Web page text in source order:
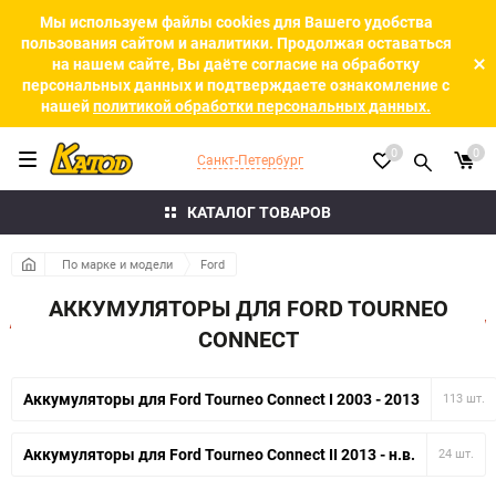
Мы используем файлы cookies для Вашего удобства
пользования сайтом и аналитики. Продолжая оставаться
на нашем сайте, Вы даёте согласие на обработку
персональных данных и подтверждаете ознакомление с
нашейполитикой обработки персональных данных.
КАТАЛОГ ТОВАРОВ
Санкт-Петербург 0 0
По марке и модели Ford
АККУМУЛЯТОРЫ ДЛЯ FORD TOURNEO
CONNECT
Аккумуляторы для Ford Tourneo Connect I 2003 - 2013 113 шт.
Аккумуляторы для Ford Tourneo Connect II 2013 - н.в. 24 шт.